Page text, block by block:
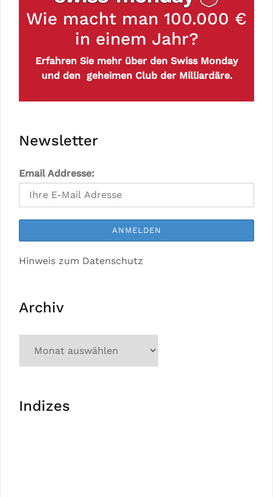
Wie macht man 100.000 €
in einem Jahr?
Erfahren Sie mehr über den Swiss Monday
und den geheimen Club der Milliardäre.
Newsletter
Email Addresse:
Hinweis zum Datenschutz
Archiv
Indizes